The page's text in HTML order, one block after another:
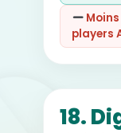
players
18.